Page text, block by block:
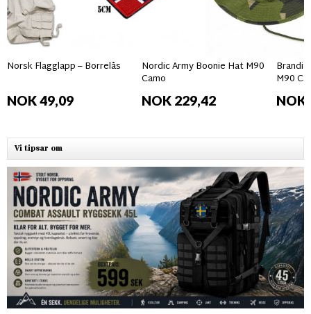
Norsk Flagglapp – Borrelås
NOK 49,09
Nordic Army Boonie Hat M90
Camo
NOK 229,42
Brandit
M90
NOK
Vi tipsar om